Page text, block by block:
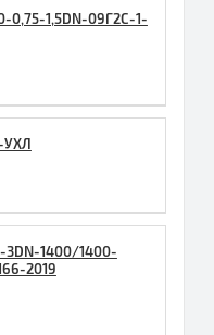
1,5DN-09Г2С-1-
УХЛ
3DN-1400/1400-
2019